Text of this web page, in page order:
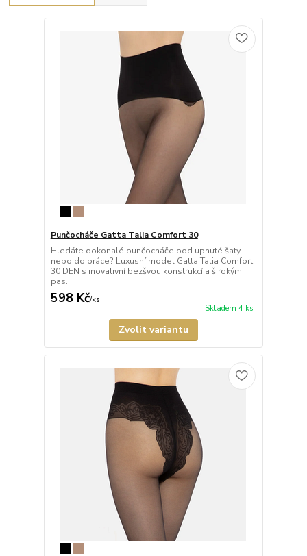
Punčocháče Gatta Talia Comfort 30
Hledáte dokonalé punčocháče pod upnuté šaty
nebo do práce? Luxusní model Gatta Talia Comfort
30 DEN s inovativní bezšvou konstrukcí a širokým
pas...
598 Kč/ks
Skladem 4 ks
Zvolit variantu